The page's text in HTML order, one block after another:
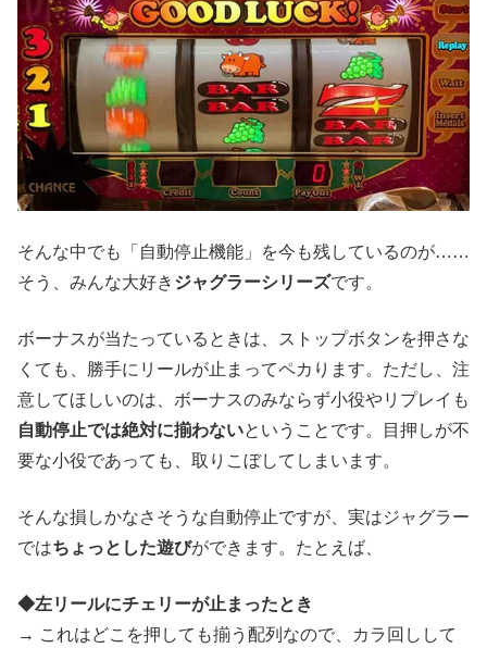
そんな中でも「自動停止機能」を今も残しているのが……
そう、みんな大好き ジャグラーシリーズです。
ボーナスが当たっているときは、ストップボタンを押さな
くても、勝手にリールが止まってペカります。ただし、注
意してほしいのは、ボーナスのみならず小役やリプレイも
自動停止では絶対に揃わないということです。目押しが不
要な小役であっても、取りこぼしてしまいます。
そんな損しかなさそうな自動停止ですが、実はジャグラー
ではちょっとした遊びができます。たとえば、
◆左リールにチェリーが止まったとき
→ これはどこを押しても揃う配列なので、カラ回しして